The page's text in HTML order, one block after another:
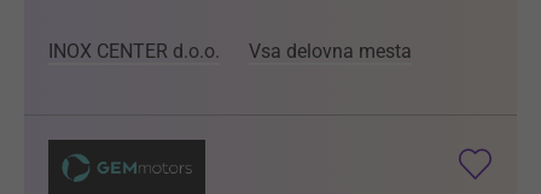
INOX CENTER d.o.o. Vsa delovna mesta